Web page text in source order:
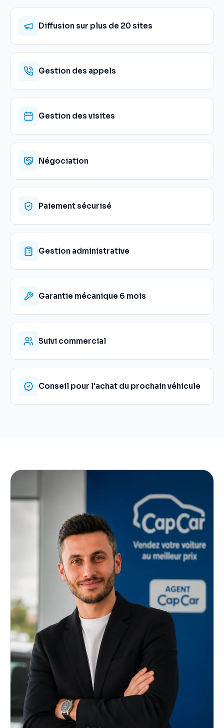
Diffusion sur plus de 20 sites
Gestion des appels
Gestion des visites
Négociation
Paiement sécurisé
Gestion administrative
Garantie mécanique 6 mois
Suivi commercial
Conseil pour l'achat du prochain véhicule